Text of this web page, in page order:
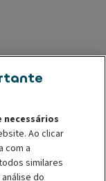
Ao clicar
com a
similares
do